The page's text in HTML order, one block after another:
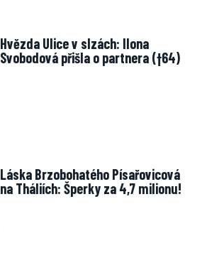
Hvězda Ulice v slzách: Ilona
Svobodová přišla o partnera (†64)
Láska Brzobohatého Písařovicová
na Tháliích: Šperky za 4,7 milionu!